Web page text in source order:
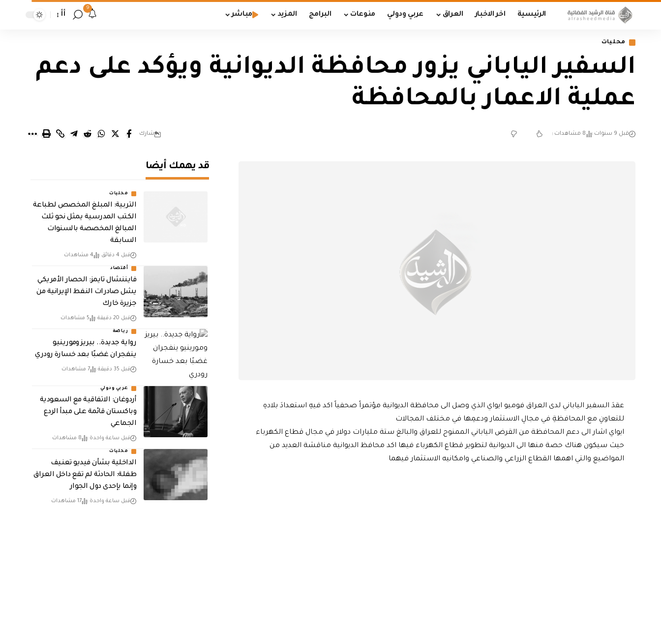
الرئيسية اخر الاخبار العراق عربي ودولي منوعات البرامج المزيد مباشر
9
أأ
محليات
السفير الياباني يزور محافظة الديوانية ويؤكد على دعم
عملية الاعمار بالمحافظة
قبل 9 سنوات 8 مشاهدات شارك
عقدَ السفير الياباني لدى العراق فوميو ايواي الذي وصل الى محافظة الديوانية مؤتمراً صحفياً اكد فيهِ استعدادَ بلادهِ
للتعاونِ مع المحافظةِ في مجالِ الاستثمار ودعمِها في مختلف المجالات
ايواي اشار الى دعم المحافظة من القرض الياباني الممنوح للعراق والبالغ ستة مليارات دولار في مجال قطاع الكهرباء
حيث سيكون هناك حصة منها الى الديوانية لتطوير قطاع الكهرباء فيها اكد محافظ الديوانية مناقشة العديد من
المواضيع والتي اهمها القطاع الزراعي والصناعي وامكانيه الاستثمار فيهما
قد يهمك أيضا
محليات
التربية: المبلغ المخصص لطباعة
الكتب المدرسية يمثل نحو ثلث
المبالغ المخصصة بالسنوات
السابقة
قبل 4 دقائق 4 مشاهدات
أقتصاد
فايننشال تايمز: الحصار الأمريكي
يشل صادرات النفط الإيرانية من
جزيرة خارك
قبل 20 دقيقة 5 مشاهدات
رياضة
رواية جديدة.. بيريز ومورينيو
ينفجران غضبًا بعد خسارة رودري
قبل 35 دقيقة 7 مشاهدات
عربي ودولي
أردوغان: الاتفاقية مع السعودية
وباكستان قائمة على مبدأ الردع
الجماعي
قبل ساعة واحدة 8 مشاهدات
محليات
الداخلية بشأن فيديو تعنيف
طفلة: الحادثة لم تقع داخل العراق
وإنما بإحدى دول الجوار
قبل ساعة واحدة 17 مشاهدات